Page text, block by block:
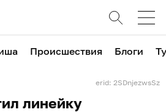
Происшествия Блоги
erid: 2SDnjezwsSz
линейку